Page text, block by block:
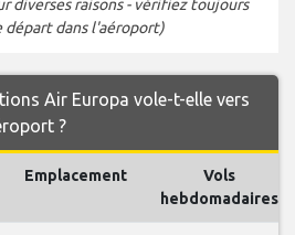
diverses raisons - vérifiez toujours
départ dans l'aéroport)
Air Europa vole-t-elle vers
?
Emplacement
Vols
hebdomadaires